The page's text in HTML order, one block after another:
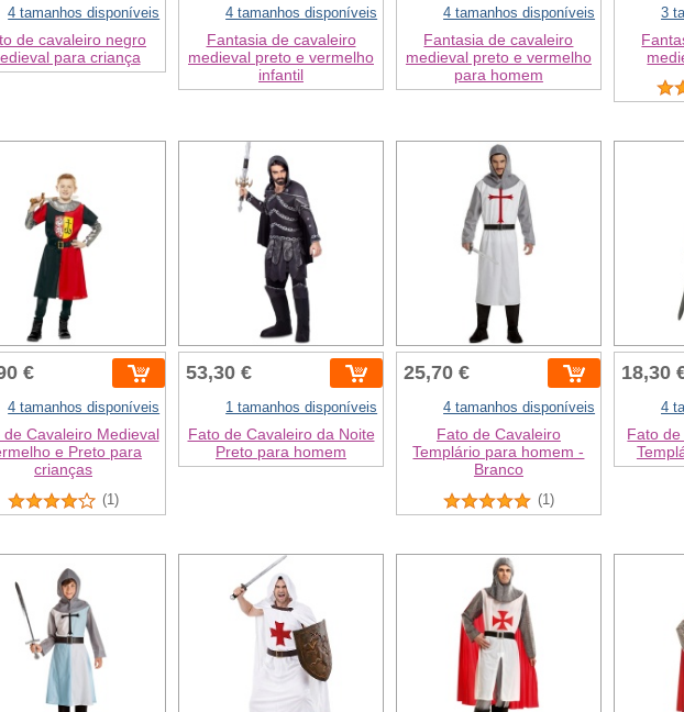
4 tamanhos disponíveis
de cavaleiro negro
para criança
4 tamanhos disponíveis
Fantasia de cavaleiro
medieval preto e vermelho
infantil
4 tamanhos disponíveis
Fantasia de cavaleiro
medieval preto e vermelho
para homem
3
€
4 tamanhos disponíveis
de Cavaleiro Medieval
e Preto para
crianças
(1)
53,30 €
1 tamanhos disponíveis
Fato de Cavaleiro da Noite
Preto para homem
25,70 €
4 tamanhos disponíveis
Fato de Cavaleiro
Templário para homem -
Branco
(1)
18,30
4
Fato